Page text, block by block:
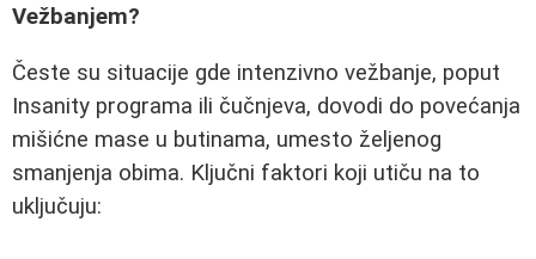
Vežbanjem?
Česte su situacije gde intenzivno vežbanje, poput
Insanity programa ili čučnjeva, dovodi do povećanja
mišićne mase u butinama, umesto željenog
smanjenja obima. Ključni faktori koji utiču na to
uključuju: